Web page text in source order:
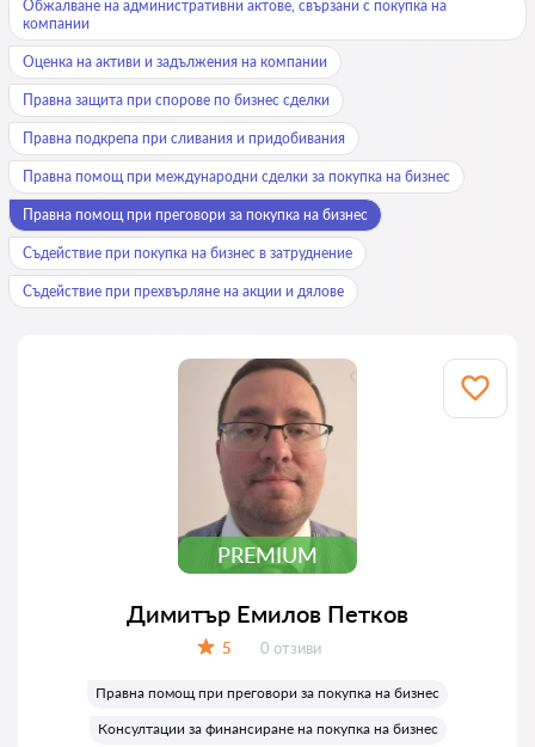
Обжалване на административни актове, свързани с покупка на
компании
Оценка на активи и задължения на компании
Правна защита при спорове по бизнес сделки
Правна подкрепа при сливания и придобивания
Правна помощ при международни сделки за покупка на бизнес
Правна помощ при преговори за покупка на бизнес
Съдействие при покупка на бизнес в затруднение
Съдействие при прехвърляне на акции и дялове
PREMIUM
Димитър Емилов Петков
5 Отзиви:
0 отзиви
Правна помощ при преговори за покупка на бизнес
Консултации за финансиране на покупка на бизнес